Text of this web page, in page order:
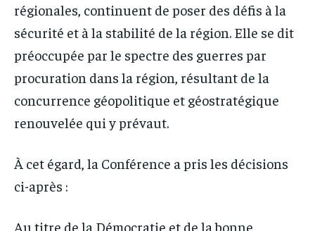
régionales, continuent de poser des défis à la
sécurité et à la stabilité de la région. Elle se dit
préoccupée par le spectre des guerres par
procuration dans la région, résultant de la
concurrence géopolitique et géostratégique
renouvelée qui y prévaut.
À cet égard, la Conférence a pris les décisions
ci-après :
Au titre de la Démocratie et de la bonne